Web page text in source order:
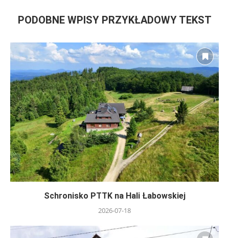
PODOBNE WPISY PRZYKŁADOWY TEKST
Schronisko PTTK na Hali Łabowskiej
2026-07-18